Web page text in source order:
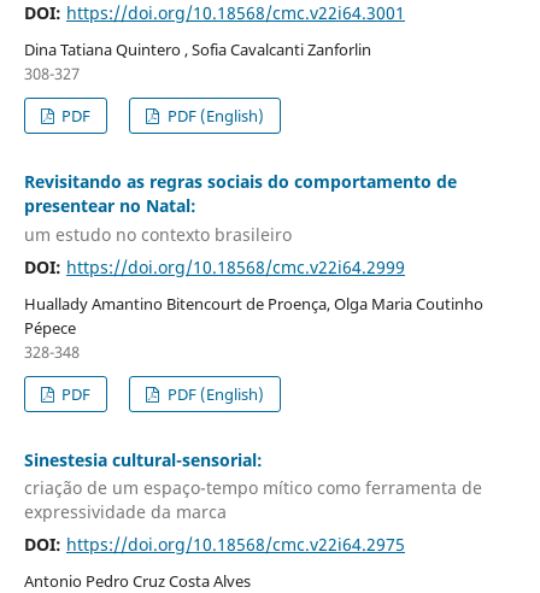
DOI: https://doi.org/10.18568/cmc.v22i64.3001
Dina Tatiana Quintero , Sofia Cavalcanti Zanforlin
308-327
PDF
PDF (English)
Revisitando as regras sociais do comportamento de
presentear no Natal:
um estudo no contexto brasileiro
DOI: https://doi.org/10.18568/cmc.v22i64.2999
Huallady Amantino Bitencourt de Proença, Olga Maria Coutinho
Pépece
328-348
PDF
PDF (English)
Sinestesia cultural-sensorial:
criação de um espaço-tempo mítico como ferramenta de
expressividade da marca
DOI: https://doi.org/10.18568/cmc.v22i64.2975
Antonio Pedro Cruz Costa Alves